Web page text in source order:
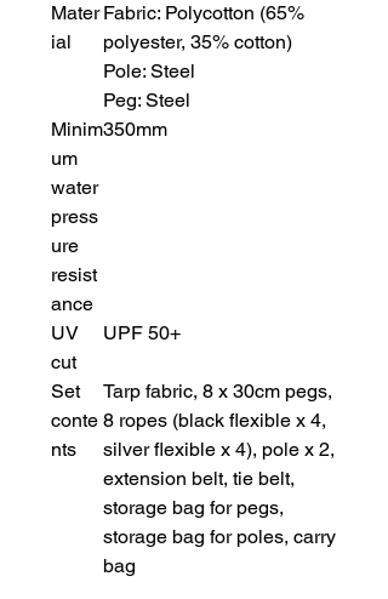
Mater
ial
Fabric: Polycotton (65%
polyester, 35% cotton)
Pole: Steel
Peg: Steel
Minim
um
water
press
ure
resist
ance
350mm
UV
cut
UPF 50+
Set
conte
nts
Tarp fabric, 8 x 30cm pegs,
8 ropes (black flexible x 4,
silver flexible x 4), pole x 2,
extension belt, tie belt,
storage bag for pegs,
storage bag for poles, carry
bag